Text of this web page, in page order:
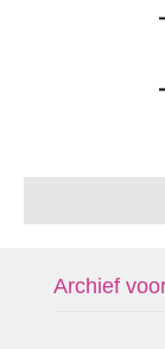
Archief